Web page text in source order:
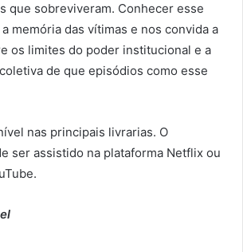
que sobreviveram. Conhecer esse
memória das vítimas e nos convida a
os limites do poder institucional e a
de que episódios como esse
nas principais livrarias. O
ser assistido na plataforma Netflix ou